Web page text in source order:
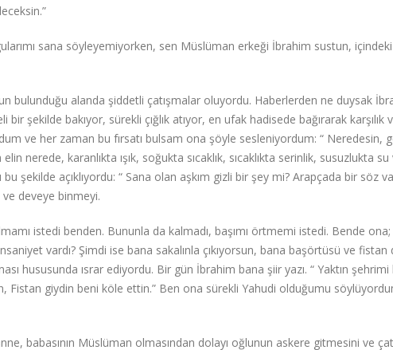
sana söyleyemiyorken, sen Müslüman erkeği İbrahim sustun, içindeki
bulunduğu alanda şiddetli çatışmalar oluyordu. Haberlerden ne duysak
şekilde bakıyor, sürekli çığlık atıyor, en ufak hadisede bağırarak karşılık
ve her zaman bu fırsatı bulsam ona şöyle sesleniyordum: “ Neredesin,
nerede, karanlıkta ışık, soğukta sıcaklık, sıcaklıkta serinlik, susuzlukta
şekilde açıklıyordu: “ Sana olan aşkım gizli bir şey mi? Arapçada bir söz
deveye binmeyi.
istedi benden. Bununla da kalmadı, başımı örtmemi istedi. Bende
vardı? Şimdi ise bana sakalınla çıkıyorsun, bana başörtüsü ve fistan
hususunda ısrar ediyordu. Bir gün İbrahim bana şiir yazı. “ Yaktın
Fistan giydin beni köle ettin.” Ben ona sürekli Yahudi olduğumu
babasının Müslüman olmasından dolayı oğlunun askere gitmesini ve